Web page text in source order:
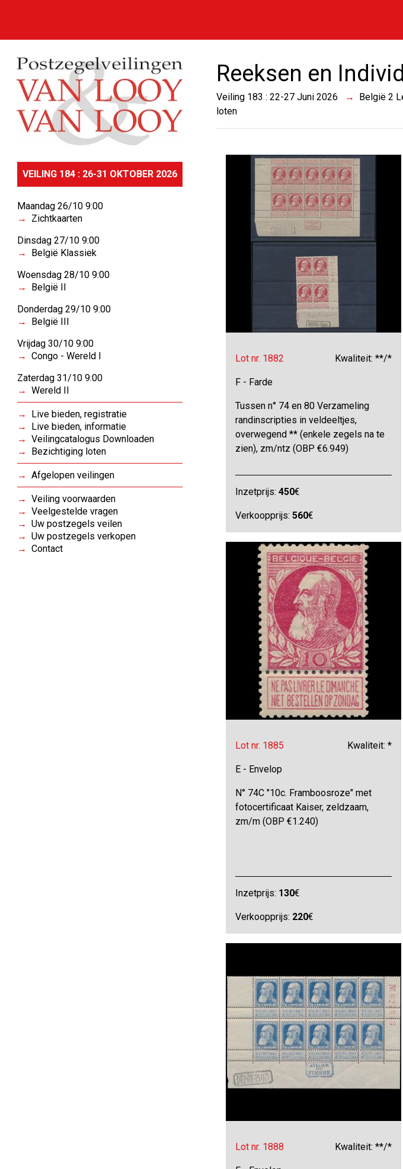
VEILING 184 : 26-31 OKTOBER 2026
Maandag 26/10 9:00
Zichtkaarten
Dinsdag 27/10 9:00
België Klassiek
Woensdag 28/10 9:00
België II
Donderdag 29/10 9:00
België III
Vrijdag 30/10 9:00
Congo - Wereld I
Zaterdag 31/10 9:00
Wereld II
Live bieden, registratie
Live bieden, informatie
Veilingcatalogus Downloaden
Bezichtiging loten
Afgelopen veilingen
Veiling voorwaarden
Veelgestelde vragen
Uw postzegels veilen
Uw postzegels verkopen
Contact
Reeksen en
Veiling 183 : 22-27 Juni 2026 België 2
loten
Lot nr. 1882 Kwaliteit: **/*
F - Farde
Tussen n° 74 en 80 Verzameling
randinscripties in veldeeltjes,
overwegend ** (enkele zegels na te
zien), zm/ntz (OBP €6.949)
Inzetprijs:450€
Verkoopprijs:560€
Lot nr. 1885 Kwaliteit: *
E - Envelop
N° 74C "10c. Framboosroze" met
fotocertificaat Kaiser, zeldzaam,
zm/m (OBP €1.240)
Inzetprijs: 130€
Verkoopprijs: 220€
Lot nr. 1888 Kwaliteit: **/*